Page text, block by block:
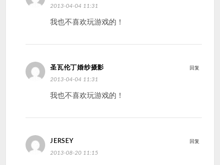
2013-04-04 11:31
我也不喜欢玩游戏的！
圣瓦伦丁婚纱摄影
2013-04-04 11:31
我也不喜欢玩游戏的！
回复
JERSEY
2013-08-20 11:15
回复